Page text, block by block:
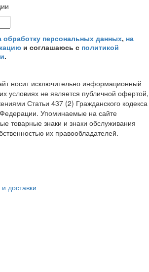
обработку персональных данных, на
и соглашаюсь с политикой
.
носит исключительно информационный
условиях не является публичной офертой,
Статьи 437 (2) Гражданского кодекса
Упоминаемые на сайте
товарные знаки и знаки обслуживания
их правообладателей.
доставки